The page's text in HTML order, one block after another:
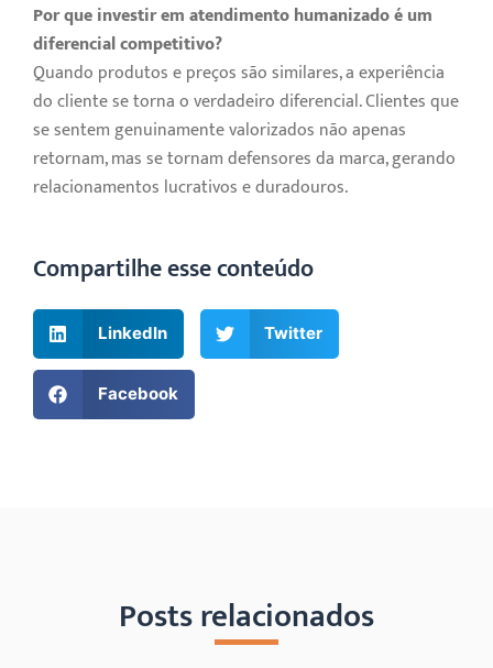
Por que investir em atendimento humanizado é um
diferencial competitivo?
Quando produtos e preços são similares, a experiência
do cliente se torna o verdadeiro diferencial. Clientes que
se sentem genuinamente valorizados não apenas
retornam, mas se tornam defensores da marca, gerando
relacionamentos lucrativos e duradouros.
Compartilhe esse conteúdo
LinkedIn Twitter
Facebook
Posts relacionados